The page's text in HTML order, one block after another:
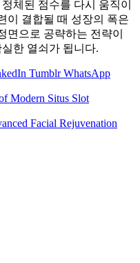
체된 점수를 다시 움직이
이 결합될 때 성장의 폭은
면으로 공략하는 전략이
한 열쇠가 됩니다.
Tumblr WhatsApp
Modern Situs Slot
Facial Rejuvenation